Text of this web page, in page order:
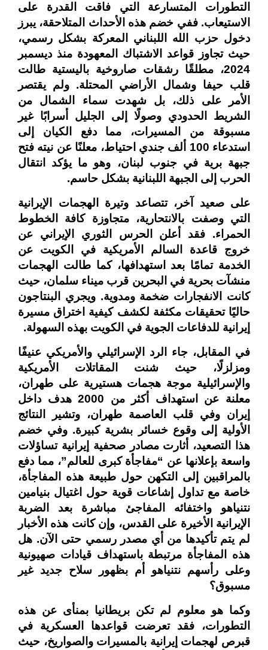
التطورات المتسارعة التي فاقت القدرة على
الاستيعاب. ففي خضم هذه الأحداث المتلاحقة، يبرز
دخول حزب الله اللبناني المعركة بشكل رسمي،
حيث تجاوز قواعد الاشتباك المعهودة منذ ديسمبر
2024، مطلقًا رشقات صاروخية باليستية طالت
قلب حيفا وشمال الأراضي المحتلة. ولم يقتصر
الأمر على ذلك، بل شهدت سماء الشمال من
الشريط الحدودي وصولًا إلى الجليل أسرابًا غير
مسبوقة من المسيرات، مما دفع الكيان إلى
استدعاء 100 ألف جندي احتياط، معلنًا عن نيته فتح
جبهة برية في جنوب لبنان، وهو ما يؤكد انتقال
الحرب إلى الجبهة اللبنانية بشكل حاسم.
على صعيد آخر، تتصاعد وتيرة الهجمات الإيرانية
التي وصفت بالانتحارية، متجاوزة كافة الخطوط
الحمراء. فقد أعلن الحرس الثوري الإيراني عن
خروج قاعدة السالم الأمريكية في الكويت عن
الخدمة تمامًا بعد استهدافها، كما طالت الهجمات
منشآت بحرية في البحرين قرب ميناء سلمان، حيث
كانت الانفجارات ضخمة ومدوية. ويجري البنتاجون
حاليًا تحقيقات مكثفة لكشف كيفية اختراق مسيرة
إيرانية للدفاعات الجوية في الكويت بهذه السهولة.
في المقابل، جاء الرد الإسرائيلي والأمريكي عنيفًا
ومزلزلًا، حيث شنت المقاتلات الأمريكية
والإسرائيلية موجة هجمات هستيرية على طهران،
معلنة عن استهداف أكثر من 2000 هدف داخل
إيران وفي قلب العاصمة طهران، وتشير النتائج
الأولية إلى وقوع خسائر بشرية كبيرة. وفي خضم
هذا التصعيد، أثارت مصادر صحفية إيرانية تساؤلات
واسعة بإعلانها عن “مفاجأة كبرى للعالم”، مما دفع
بالمراقبين إلى التكهن حول طبيعة هذه المفاجأة،
خاصة مع تداول إشاعات قوية حول اغتيال بنيامين
نتنياهو واختفائه المفاجئ مباشرة بعد الضربة
الإيرانية الأخيرة على القدس، وإن كانت هذه الأخبار
لم يتم تأكيدها من أي مصدر رسمي حتى الآن. هل
هذه المفاجأة مرتبطة باستهداف قيادات صهيونية
وعلى رأسهم نتنياهو أم بظهور سلاح جديد غير
مسبوق؟
وكما هو معلوم لم تكن بريطانيا بمنأى عن هذه
التطورات، فقد تعرضت قواعدها العسكرية في
قبرص لهجمات إيرانية بالمسيرات والصواريخ، حيث